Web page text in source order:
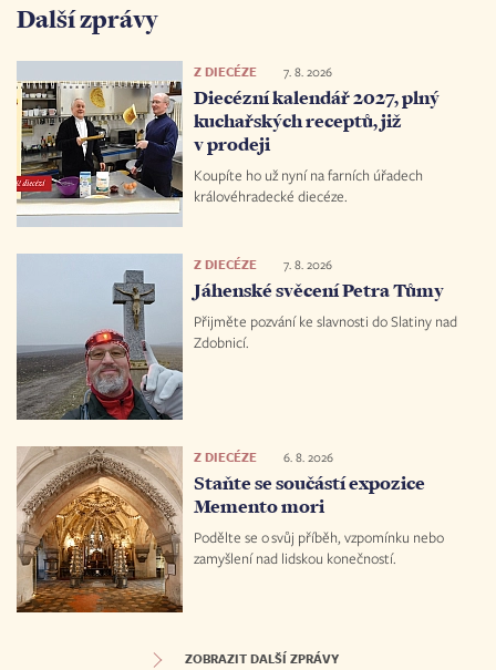
Další zprávy
Z DIECÉZE 7. 8. 2026
Diecézní kalendář 2027, plný
kuchařských receptů, již
v prodeji
Koupíte ho už nyní na farních úřadech
královéhradecké diecéze.
Z DIECÉZE 7. 8. 2026
Jáhenské svěcení Petra Tůmy
Přijměte pozvání ke slavnosti do Slatiny nad
Zdobnicí.
Z DIECÉZE 6. 8. 2026
Staňte se součástí expozice
Memento mori
Podělte se o svůj příběh, vzpomínku nebo
zamyšlení nad lidskou konečností.
ZOBRAZIT DALŠÍ ZPRÁVY